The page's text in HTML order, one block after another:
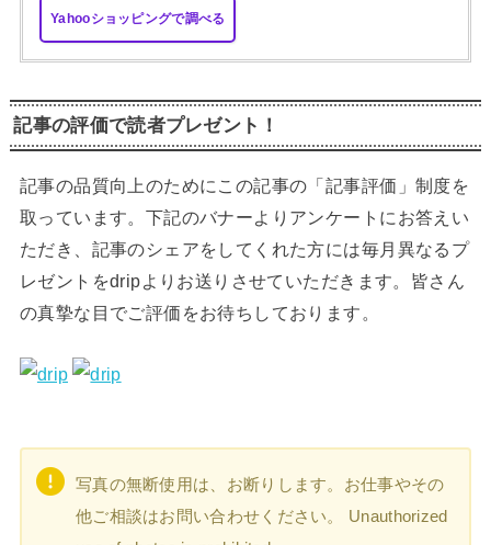
Yahooショッピングで調べる
記事の評価で読者プレゼント！
記事の品質向上のためにこの記事の「記事評価」制度を
取っています。下記のバナーよりアンケートにお答えい
ただき、記事のシェアをしてくれた方には毎月異なるプ
レゼントをdripよりお送りさせていただきます。皆さん
の真摯な目でご評価をお待ちしております。
写真の無断使用は、お断りします。お仕事やその
他ご相談はお問い合わせください。 Unauthorized